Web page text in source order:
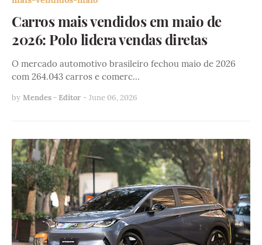
Carros mais vendidos em maio de
2026: Polo lidera vendas diretas
O mercado automotivo brasileiro fechou maio de 2026
com 264.043 carros e comerc…
by Mendes - Editor - June 06, 2026